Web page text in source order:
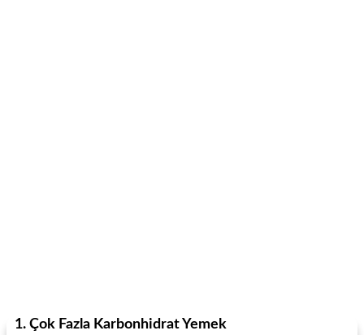
1. Çok Fazla Karbonhidrat Yemek